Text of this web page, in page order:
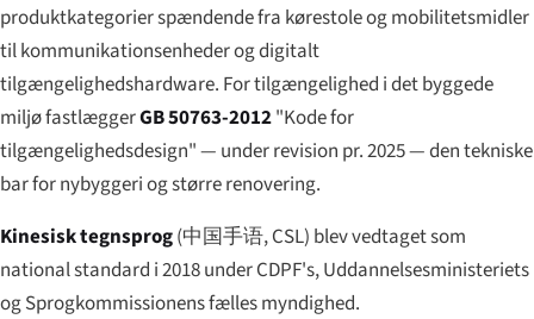
produktkategorier spændende fra kørestole og mobilitetsmidler
til kommunikationsenheder og digitalt
tilgængeligheds­hardware. For tilgængelighed i det byggede
miljø fastlæggerGB 50763-2012"Kode for
tilgængeligheds­design" — under revision pr. 2025 — den tekniske
bar for nybyggeri og større renovering.
Kinesisk tegnsprog(中国手语, CSL) blev vedtaget som
national standard i 2018 under CDPF's, Uddannelses­ministeriets
og Sprogkommissionens fælles myndighed.